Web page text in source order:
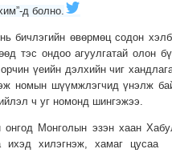
д болно.
бичлэгийн өвөрмөц содон
тэс ондоо агуулгатай олон
үеийн дэлхийн чиг
номын шүүмжлэгчид үнэлж
ч уг номонд шингэжээ.
онгод Монголын эзэн хаан
ихэд хилэгнэж, хамаг цусаа